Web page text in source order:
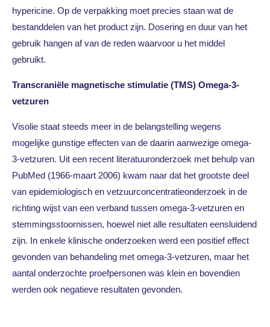
hypericine. Op de verpakking moet precies staan wat de
bestanddelen van het product zijn. Dosering en duur van het
gebruik hangen af van de reden waarvoor u het middel
gebruikt.
Transcraniële magnetische stimulatie (TMS) Omega-3-
vetzuren
Visolie staat steeds meer in de belangstelling wegens
mogelijke gunstige effecten van de daarin aanwezige omega-
3-vetzuren. Uit een recent literatuuronderzoek met behulp van
PubMed (1966-maart 2006) kwam naar dat het grootste deel
van epidemiologisch en vetzuurconcentratieonderzoek in de
richting wijst van een verband tussen omega-3-vetzuren en
stemmingsstoornissen, hoewel niet alle resultaten eensluidend
zijn. In enkele klinische onderzoeken werd een positief effect
gevonden van behandeling met omega-3-vetzuren, maar het
aantal onderzochte proefpersonen was klein en bovendien
werden ook negatieve resultaten gevonden.